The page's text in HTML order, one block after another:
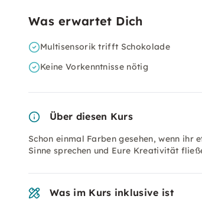
Was erwartet Dich
Multisensorik trifft Schokolade
Keine Vorkenntnisse nötig
Über diesen Kurs
Schon einmal Farben gesehen, wenn ihr
Sinne sprechen und Eure Kreativität
Was im Kurs inklusive ist